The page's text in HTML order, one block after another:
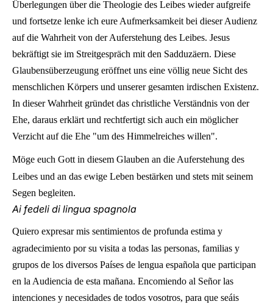
Überlegungen über die Theologie des Leibes wieder aufgreife
und fortsetze lenke ich eure Aufmerksamkeit bei dieser Audienz
auf die Wahrheit von der Auferstehung des Leibes. Jesus
bekräftigt sie im Streitgespräch mit den Sadduzäern. Diese
Glaubensüberzeugung eröffnet uns eine völlig neue Sicht des
menschlichen Körpers und unserer gesamten irdischen Existenz.
In dieser Wahrheit gründet das christliche Verständnis von der
Ehe, daraus erklärt und rechtfertigt sich auch ein möglicher
Verzicht auf die Ehe "um des Himmelreiches willen".
Möge euch Gott in diesem Glauben an die Auferstehung des
Leibes und an das ewige Leben bestärken und stets mit seinem
Segen begleiten.
Ai fedeli di lingua spagnola
Quiero expresar mis sentimientos de profunda estima y
agradecimiento por su visita a todas las personas, familias y
grupos de los diversos Países de lengua española que participan
en la Audiencia de esta mañana. Encomiendo al Señor las
intenciones y necesidades de todos vosotros, para que seáis